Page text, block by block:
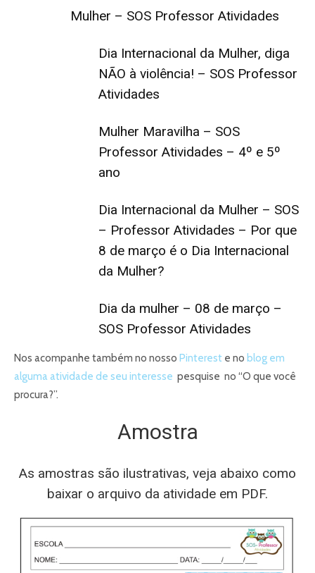
Mulher – SOS Professor Atividades
Dia Internacional da Mulher, diga
NÃO à violência! – SOS Professor
Atividades
Mulher Maravilha – SOS
Professor Atividades – 4º e 5º
ano
Dia Internacional da Mulher – SOS
– Professor Atividades – Por que
8 de março é o Dia Internacional
da Mulher?
Dia da mulher – 08 de março –
SOS Professor Atividades
Nos acompanhe também no nosso Pinterest e no blog em
alguma atividade de seu interesse pesquise no “O que você
procura?”.
Amostra
As amostras são ilustrativas, veja abaixo como
baixar o arquivo da atividade em PDF.